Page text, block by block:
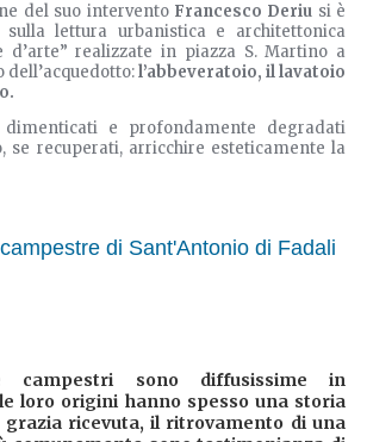
del suo intervento Francesco Deriu si è
sulla lettura urbanistica e architettonica
d’arte” realizzate in piazza S. Martino a
l’abbeveratoio, il lavatoio
dimenticati e profondamente degradati
se recuperati, arricchire esteticamente la
di Sant'Antonio di Fadali
campestri sono diffusissime in
loro origini hanno spesso una storia
grazia ricevuta, il ritrovamento di una